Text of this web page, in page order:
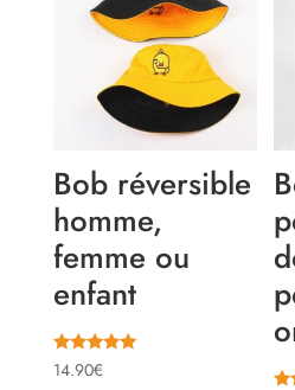
Bob réversible
homme,
femme ou
enfant
Note
4.89
14.90€